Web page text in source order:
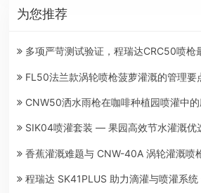
为您推荐
多项严苛测试验证，程瑞达CRC50喷枪
FL50法兰款涡轮喷枪菠萝灌溉的管理要
CNW50洒水雨枪在咖啡种植园喷灌中
SIK04喷灌套装 — 果园高效节水灌溉优
香蕉灌溉难题与 CNW-40A 涡轮灌溉喷
程瑞达 SK41PLUS 助力滴灌与喷灌系统 适